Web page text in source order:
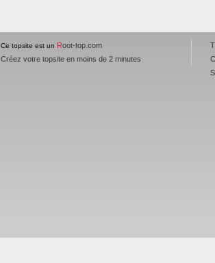
Ce topsite est un Root-top.com
Créez votre topsite en moins de 2 minutes